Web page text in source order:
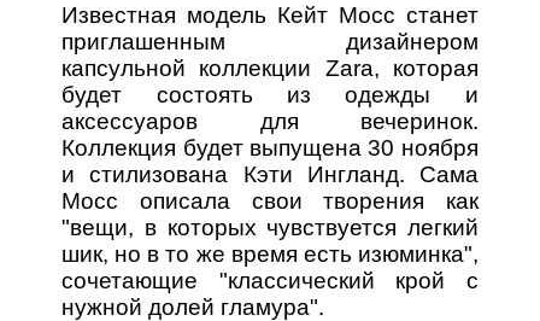
Известная модель Кейт Мосс станет
приглашенным дизайнером
капсульной коллекции Zara, которая
будет состоять из одежды и
аксессуаров для вечеринок.
Коллекция будет выпущена 30 ноября
и стилизована Кэти Ингланд. Сама
Мосс описала свои творения как
"вещи, в которых чувствуется легкий
шик, но в то же время есть изюминка",
сочетающие "классический крой с
нужной долей гламура".